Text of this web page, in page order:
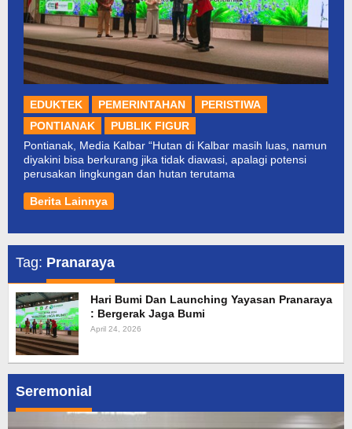
EDUKTEK PEMERINTAHAN
PERISTIWA
PONTIANAK
PUBLIK FIGUR
Pontianak, Media Kalbar “Hutan di Kalbar masih luas, namun
diyakini bisa berkurang jika tidak diawasi, apalagi potensi
perusakan lingkungan dan hutan terutama
Berita Lainnya
Seremonial
Tag: Pranaraya
Hari Bumi Dan Launching Yayasan Pranaraya
: Bergerak Jaga Bumi
April 24, 2026